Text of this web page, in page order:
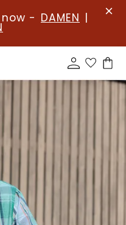
now - DAMEN |